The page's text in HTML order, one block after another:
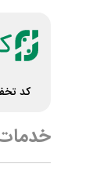
کد